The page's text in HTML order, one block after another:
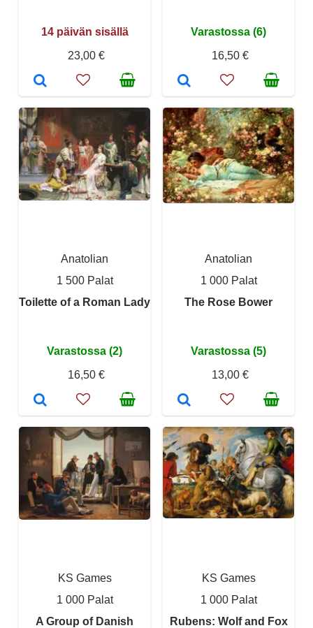
14 päivän sisällä
23,00 €
Varastossa (6)
16,50 €
Anatolian
1 500 Palat
Toilette of a Roman Lady
Varastossa (2)
16,50 €
Anatolian
1 000 Palat
The Rose Bower
Varastossa (5)
13,00 €
KS Games
1 000 Palat
A Group of Danish
KS Games
1 000 Palat
Rubens: Wolf and Fox